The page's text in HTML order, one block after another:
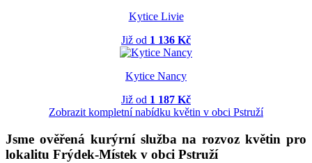
Kytice Livie
Již od 1 136 Kč
Kytice Nancy
Již od 1 187 Kč
Zobrazit kompletní nabídku květin v obci Pstruží
Jsme ověřená kurýrní služba na rozvoz květin pro
lokalitu Frýdek-Místek v obci Pstruží